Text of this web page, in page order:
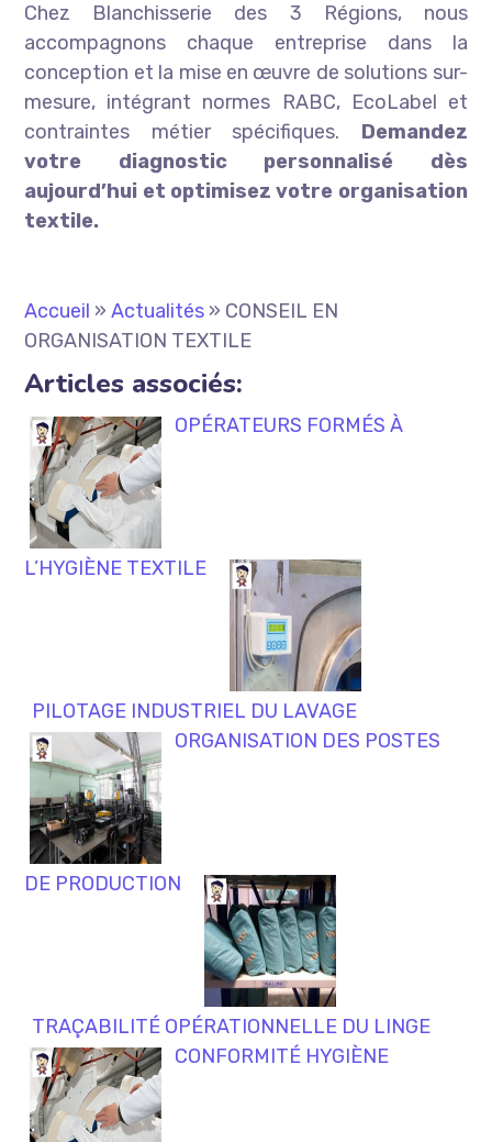
Chez Blanchisserie des 3 Régions, nous
accompagnons chaque entreprise dans la
conception et la mise en œuvre de solutions sur-
mesure, intégrant normes RABC, EcoLabel et
contraintes métier spécifiques. Demandez
votre diagnostic personnalisé dès
aujourd’hui et optimisez votre organisation
textile.
Accueil »Actualités » CONSEIL EN
ORGANISATION TEXTILE
Articles associés:
OPÉRATEURS FORMÉS À
L’HYGIÈNE TEXTILE
PILOTAGE INDUSTRIEL DU LAVAGE
ORGANISATION DES POSTES
DE PRODUCTION
TRAÇABILITÉ OPÉRATIONNELLE DU LINGE
CONFORMITÉ HYGIÈNE